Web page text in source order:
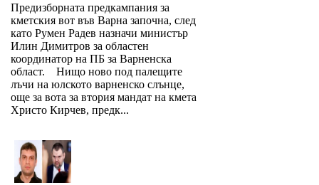
Предизборната предкампания за
кметския вот във Варна започна, след
като Румен Радев назначи министър
Илин Димитров за областен
координатор на ПБ за Варнeнска
област. Нищо ново под палещите
лъчи на юлското варненско слънце,
още за вота за втория мандат на кмета
Христо Кирчев, предк...